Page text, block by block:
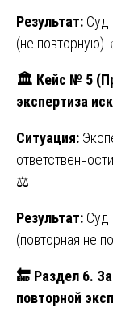
Результат: Суд
(не повторную).
🏛️ Кейс № 5
экспертиза
Ситуация:
⚖️
Результат: Суд
(повторная не
🔚 Раздел 6.
повторной